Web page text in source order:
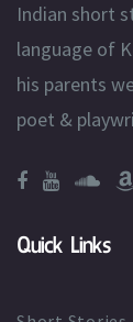
Indian short
language of
his parents
poet &
Quick Links